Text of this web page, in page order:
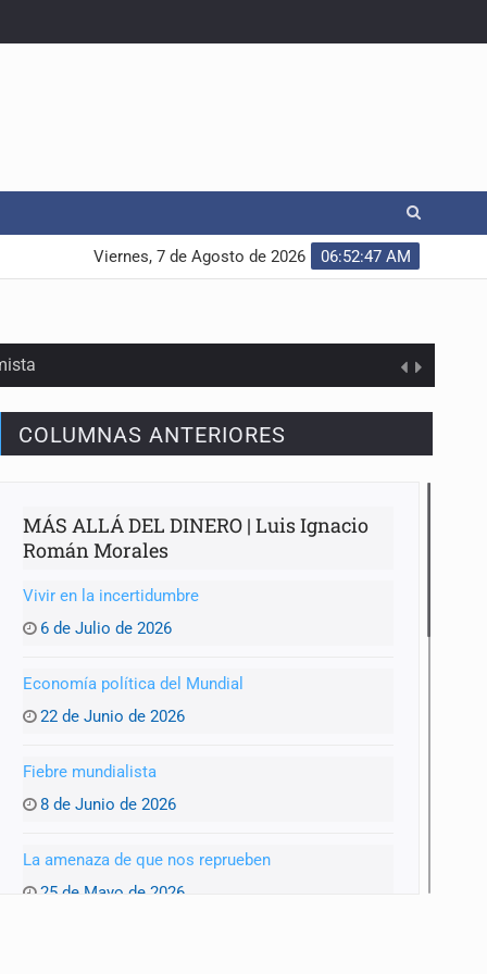
06:52:48 AM
Viernes, 7 de Agosto de 2026
COLUMNAS ANTERIORES
MÁS ALLÁ DEL DINERO | Luis Ignacio
Román Morales
Vivir en la incertidumbre
6 de Julio de 2026
Economía política del Mundial
22 de Junio de 2026
Fiebre mundialista
8 de Junio de 2026
La amenaza de que nos reprueben
25 de Mayo de 2026